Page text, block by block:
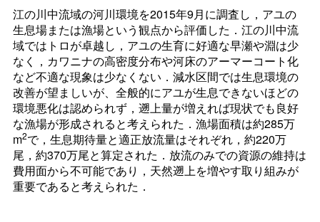
江の川中流域の河川環境を2015年9月に調査し，アユの
生息場または漁場という観点から評価した．江の川中流
域ではトロが卓越し，アユの生育に好適な早瀬や淵は少
なく，カワニナの高密度分布や河床のアーマーコート化
など不適な現象は少なくない．減水区間では生息環境の
改善が望ましいが、全般的にアユが生息できないほどの
環境悪化は認められず，遡上量が増えれば現状でも良好
な漁場が形成されると考えられた．漁場面積は約285万
m2で，生息期待量と適正放流量はそれぞれ，約220万
尾，約370万尾と算定された．放流のみでの資源の維持は
費用面から不可能であり，天然遡上を増やす取り組みが
重要であると考えられた．